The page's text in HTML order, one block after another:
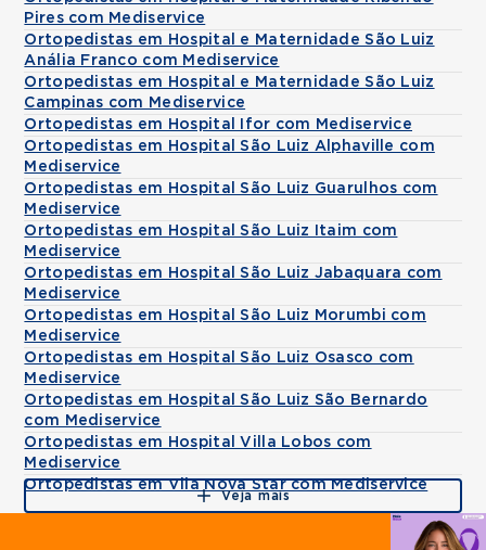
Pires com Mediservice
Ortopedistas em Hospital e Maternidade São Luiz
Anália Franco com Mediservice
Ortopedistas em Hospital e Maternidade São Luiz
Campinas com Mediservice
Ortopedistas em Hospital Ifor com Mediservice
Ortopedistas em Hospital São Luiz Alphaville com
Mediservice
Ortopedistas em Hospital São Luiz Guarulhos com
Mediservice
Ortopedistas em Hospital São Luiz Itaim com
Mediservice
Ortopedistas em Hospital São Luiz Jabaquara com
Mediservice
Ortopedistas em Hospital São Luiz Morumbi com
Mediservice
Ortopedistas em Hospital São Luiz Osasco com
Mediservice
Ortopedistas em Hospital São Luiz São Bernardo
com Mediservice
Ortopedistas em Hospital Villa Lobos com
Mediservice
Ortopedistas em Vila Nova Star com Mediservice
Veja mais
Agende